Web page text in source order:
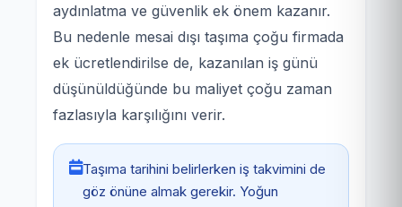
aydınlatma ve güvenlik ek önem kazanır.
Bu nedenle mesai dışı taşıma çoğu firmada
ek ücretlendirilse de, kazanılan iş günü
düşünüldüğünde bu maliyet çoğu zaman
fazlasıyla karşılığını verir.
Taşıma tarihini belirlerken iş takvimini de
göz önüne almak gerekir. Yoğun